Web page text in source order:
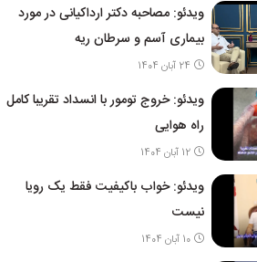
ویدئو: مصاحبه دکتر ارداکیانی در مورد
بیماری آسم و سرطان ریه
24 آبان 1404
ویدئو: خروج تومور با انسداد تقریبا کامل
راه هوایی
12 آبان 1404
ویدئو: خواب باکیفیت فقط یک رویا
نیست
10 آبان 1404